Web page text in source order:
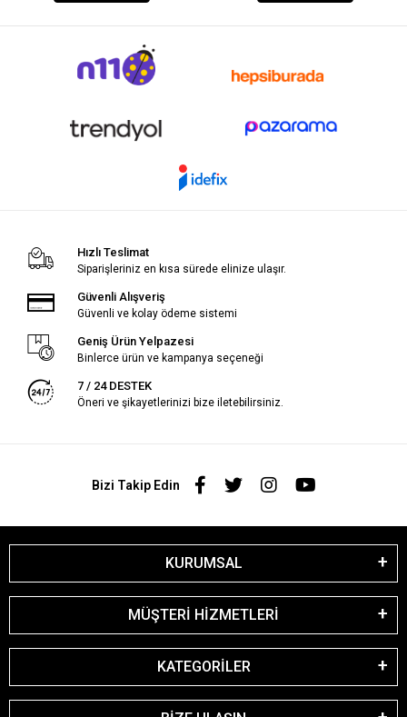
Hızlı Teslimat
Siparişleriniz en kısa sürede elinize ulaşır.
Güvenli Alışveriş
Güvenli ve kolay ödeme sistemi
Geniş Ürün Yelpazesi
Binlerce ürün ve kampanya seçeneği
7 / 24 DESTEK
Öneri ve şikayetlerinizi bize iletebilirsiniz.
Bizi Takip Edin
KURUMSAL
MÜŞTERİ HİZMETLERİ
KATEGORİLER